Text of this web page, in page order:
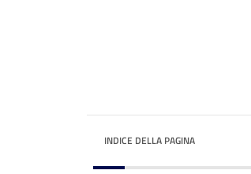
INDICE DELLA PAGINA